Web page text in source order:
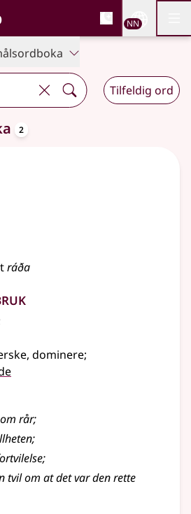
, Bokmålsordboka og
NN
Tilfeldig ord
tilgjengelege
2
ráða
dominere;
rår;
;
;
tvil om at det var den rette